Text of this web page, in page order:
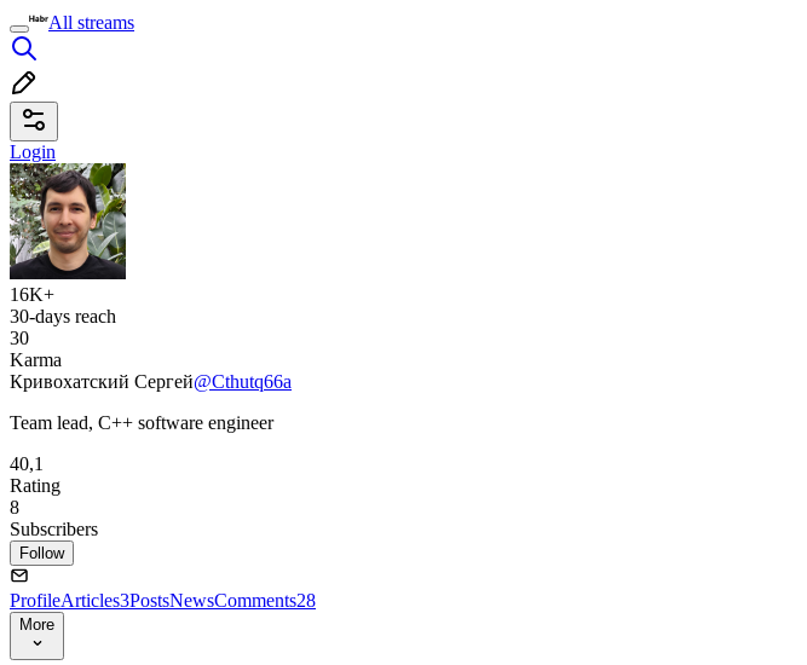
All streams
Login
16K+
30-days reach
30
Karma
Кривохатский Сергей@Cthutq66a
Team lead, C++ software engineer
40,1
Rating
8
Subscribers
Follow
ProfileArticles3PostsNewsComments28
More